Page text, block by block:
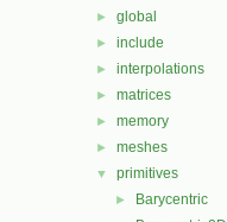
► global
► include
► interpolations
► matrices
► memory
► meshes
▼ primitives
► Barycentric